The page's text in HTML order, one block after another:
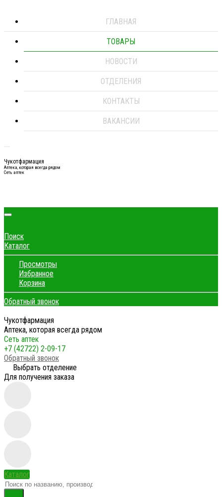
ГЛАВНАЯ
ТОВАРЫ
НОВОСТИ
ОТДЕЛЕНИЯ
КОНТАКТЫ
ВАКАНСИИ
Чукотфармация
Аптека, которая всегда рядом
Сеть аптек
Поиск
Каталог
Просмотры
Избранное
Корзина
Обратный звонок
Чукотфармация
Аптека, которая всегда рядом
Сеть аптек
+7 (42722) 2-09-17
Обратный звонок
Выбрать отделение
Для получения заказа
Каталог